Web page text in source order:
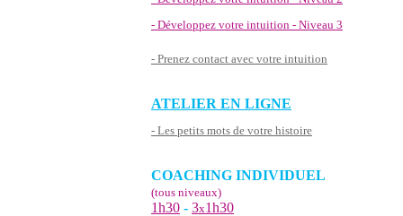
- Développez votre intuition - Niveau 3
- Prenez contact avec votre intuition
ATELIER EN LIGNE
- Les petits mots de votre histoire
COACHING INDIVIDUEL
(tous niveaux)
1h30 - 3x1h30